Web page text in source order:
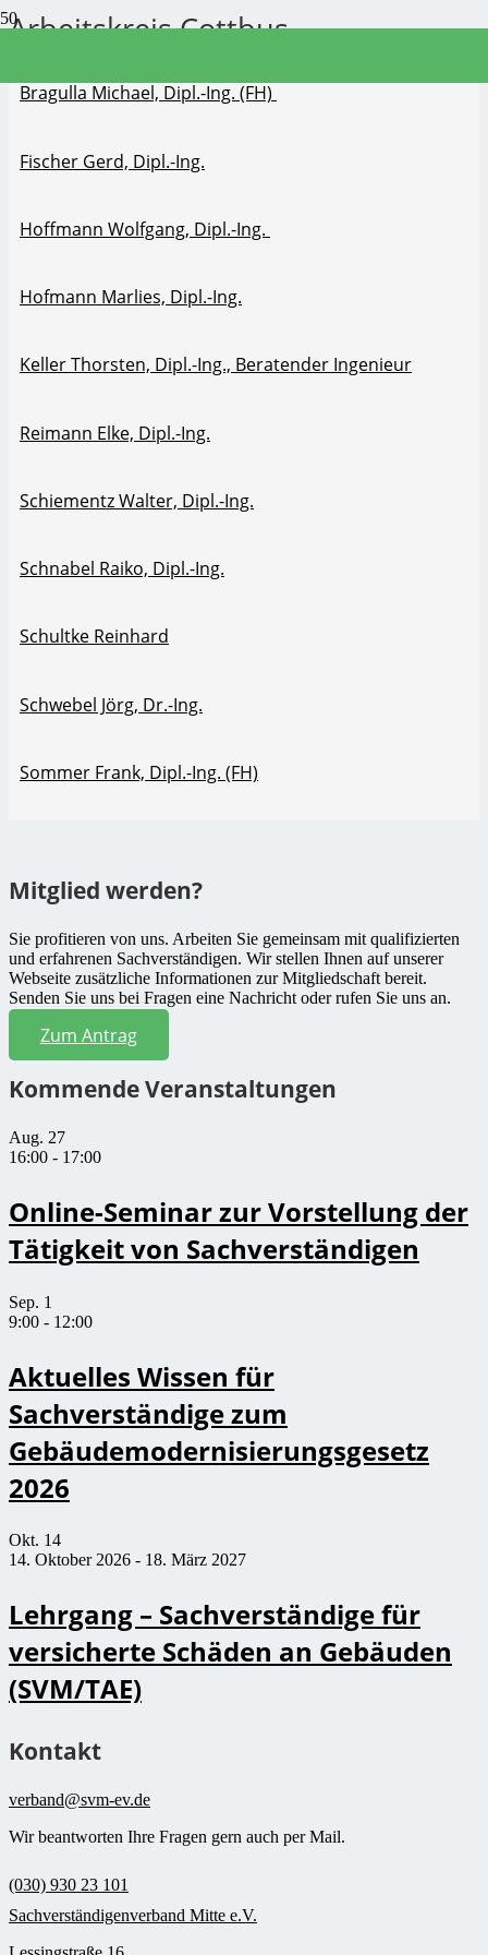
Arbeitskreis Cottbus
Bragulla Michael, Dipl.-Ing. (FH)
Fischer Gerd, Dipl.-Ing.
Hoffmann Wolfgang, Dipl.-Ing.
Hofmann Marlies, Dipl.-Ing.
Keller Thorsten, Dipl.-Ing., Beratender Ingenieur
Reimann Elke, Dipl.-Ing.
Schiementz Walter, Dipl.-Ing.
Schnabel Raiko, Dipl.-Ing.
Schultke Reinhard
Schwebel Jörg, Dr.-Ing.
Sommer Frank, Dipl.-Ing. (FH)
Mitglied werden?
Sie profitieren von uns. Arbeiten Sie gemeinsam mit qualifizierten
und erfahrenen Sachverständigen. Wir stellen Ihnen auf unserer
Webseite zusätzliche Informationen zur Mitgliedschaft bereit.
Senden Sie uns bei Fragen eine Nachricht oder rufen Sie uns an.
Zum Antrag
Kommende Veranstaltungen
Aug. 27
16:00 - 17:00
Online-Seminar zur Vorstellung der
Tätigkeit von Sachverständigen
Sep. 1
9:00 - 12:00
Aktuelles Wissen für
Sachverständige zum
Gebäudemodernisierungsgesetz
2026
Okt. 14
14. Oktober 2026 - 18. März 2027
Lehrgang – Sachverständige für
versicherte Schäden an Gebäuden
(SVM/TAE)
Kontakt
verband@svm-ev.de
Wir beantworten Ihre Fragen gern auch per Mail.
(030) 930 23 101
Sachverständigenverband Mitte e.V.